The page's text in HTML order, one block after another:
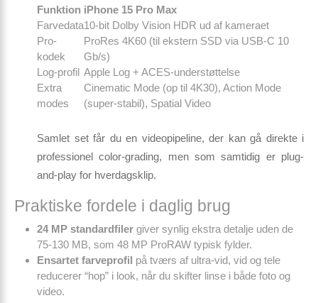
Funktion iPhone 15 Pro Max
Farvedata10-bit Dolby Vision HDR ud af kameraet
Pro-
kodek
ProRes 4K60 (til ekstern SSD via USB-C 10
Gb/s)
Log-profil Apple Log + ACES-understøttelse
Extra
modes
Cinematic Mode (op til 4K30), Action Mode
(super-stabil), Spatial Video
Samlet set får du en video­pipeline, der kan gå direkte i
professionel color-grading, men som samtidig er plug-
and-play for hverdagsklip.
Praktiske fordele i daglig brug
24 MP standardfiler giver synlig ekstra detalje uden de
75-130 MB, som 48 MP ProRAW typisk fylder.
Ensartet farveprofil på tværs af ultra-vid, vid og tele
reducerer “hop” i look, når du skifter linse i både foto og
video.